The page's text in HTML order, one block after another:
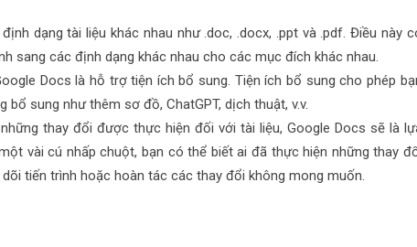
dạng tài liệu khác nhau như .doc, .docx, .ppt và .pdf. Điều này
sang các định dạng khác nhau cho các mục đích khác nhau.
Docs là hỗ trợ tiện ích bổ sung. Tiện ích bổ sung cho phép
sung như thêm sơ đồ, ChatGPT, dịch thuật, v.v.
thay đổi được thực hiện đối với tài liệu, Google Docs sẽ là
vài cú nhấp chuột, bạn có thể biết ai đã thực hiện những thay
tiến trình hoặc hoàn tác các thay đổi không mong muốn.